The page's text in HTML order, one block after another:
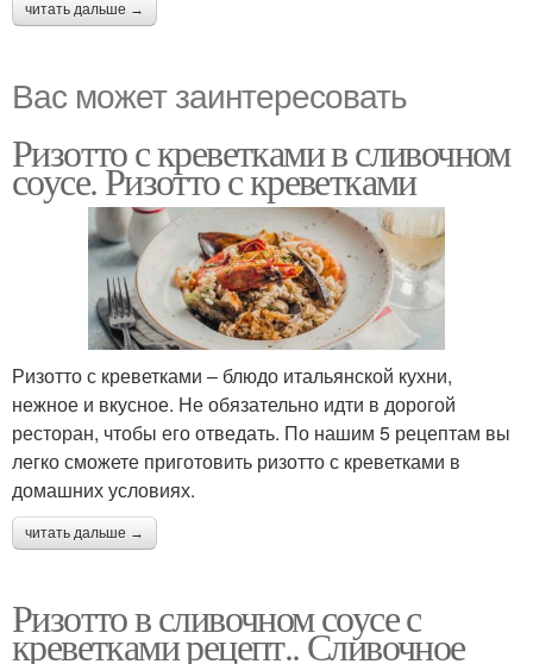
читать дальше →
Вас может заинтересовать
Ризотто с креветками в сливочном
соусе. Ризотто с креветками
Ризотто с креветками – блюдо итальянской кухни,
нежное и вкусное. Не обязательно идти в дорогой
ресторан, чтобы его отведать. По нашим 5 рецептам вы
легко сможете приготовить ризотто с креветками в
домашних условиях.
читать дальше →
Ризотто в сливочном соусе с
креветками рецепт.. Сливочное